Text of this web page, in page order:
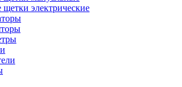
электрические